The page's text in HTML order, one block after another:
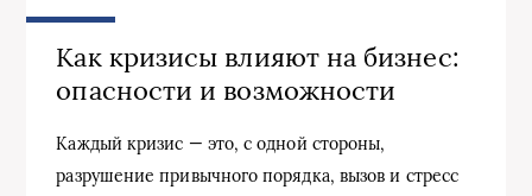
Как кризисы влияют на бизнес:
опасности и возможности
Каждый кризис — это, с одной стороны,
разрушение привычного порядка, вызов и стресс